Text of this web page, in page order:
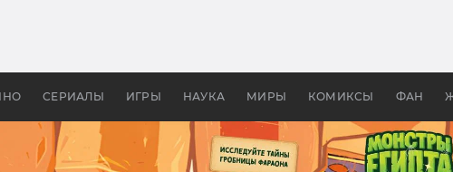
СЕРИАЛЫ ИГРЫ НАУКА МИРЫ КОМИКСЫ ФАН
апокалипсис, в России —
бы